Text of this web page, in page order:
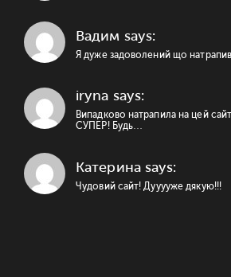
Вадим says:
Я дуже задоволений що
iryna says:
Випадково натрапила на цей сайт
СУПЕР! Будь…
Катерина says:
Чудовий сайт! Дууууже дякую!!!